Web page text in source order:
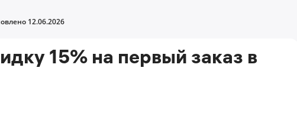
12.06.2026
15% на первый заказ в